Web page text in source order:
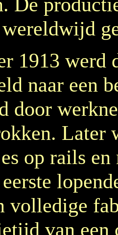
1913 werd
naar een
door
Later
op rails
volledige
van een